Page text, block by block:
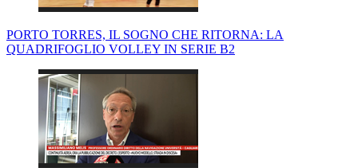
PORTO TORRES, IL SOGNO CHE RITORNA: LA
QUADRIFOGLIO VOLLEY IN SERIE B2